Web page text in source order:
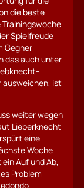
die beste
Spielfreude
Gegner
das auch unter
ausweichen, ist
weiter wegen
Lieberknecht
eine
Woche
Auf und Ab,
Problem